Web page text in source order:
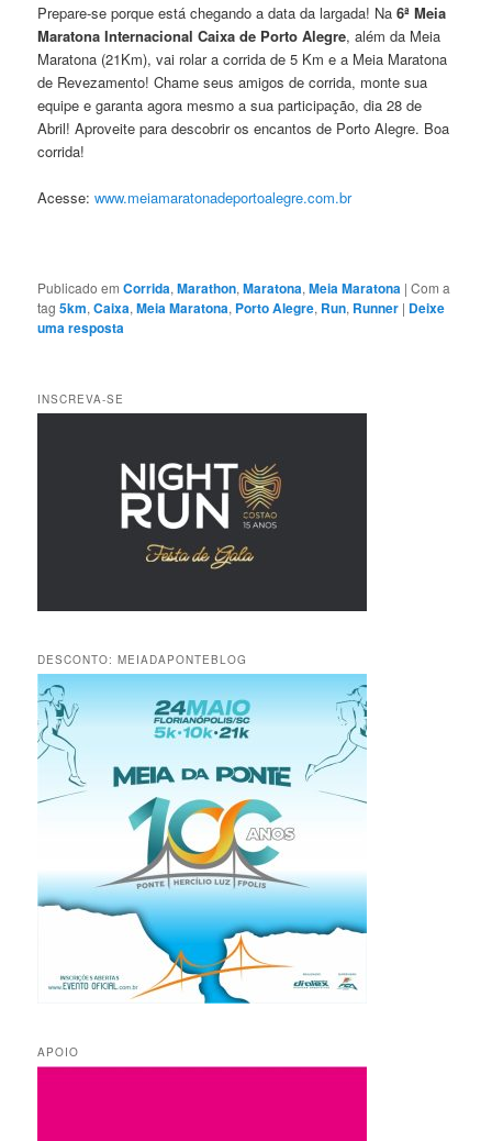
Prepare-se porque está chegando a data da largada! Na6ª Meia
Maratona Internacional Caixa de Porto Alegre, além da Meia
Maratona (21Km), vai rolar a corrida de 5 Km e a Meia Maratona
de Revezamento! Chame seus amigos de corrida, monte sua
equipe e garanta agora mesmo a sua participação, dia 28 de
Abril! Aproveite para descobrir os encantos de Porto Alegre. Boa
corrida!
Acesse:www.meiamaratonadeportoalegre.com.br
Publicado em Corrida,Marathon,Maratona,Meia Maratona |Com a
tag5km,Caixa,Meia Maratona, Porto Alegre, Run, Runner | Deixe
uma resposta
INSCREVA-SE
DESCONTO: MEIADAPONTEBLOG
APOIO